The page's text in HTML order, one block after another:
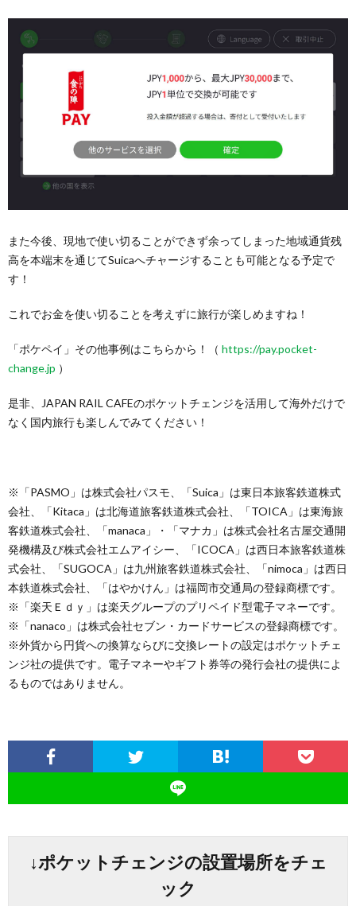
また今後、現地で使い切ることができず余ってしまった地域通貨残
高を本端末を通じてSuicaへチャージすることも可能となる予定で
す！
これでお金を使い切ることを考えずに旅行が楽しめますね！
「ポケペイ」その他事例はこちらから！（ https://pay.pocket-
change.jp ）
是非、JAPAN RAIL CAFEのポケットチェンジを活用して海外だけで
なく国内旅行も楽しんでみてください！
※「PASMO」は株式会社パスモ、「Suica」は東日本旅客鉄道株式
会社、「Kitaca」は北海道旅客鉄道株式会社、「TOICA」は東海旅
客鉄道株式会社、「manaca」・「マナカ」は株式会社名古屋交通開
発機構及び株式会社エムアイシー、「ICOCA」は西日本旅客鉄道株
式会社、「SUGOCA」は九州旅客鉄道株式会社、「nimoca」は西日
本鉄道株式会社、「はやかけん」は福岡市交通局の登録商標です。
※「楽天Ｅｄｙ」は楽天グループのプリペイド型電子マネーです。
※「nanaco」は株式会社セブン・カードサービスの登録商標です。
※外貨から円貨への換算ならびに交換レートの設定はポケットチェ
ンジ社の提供です。電子マネーやギフト券等の発行会社の提供によ
るものではありません。
↓ポケットチェンジの設置場所をチェ
ック